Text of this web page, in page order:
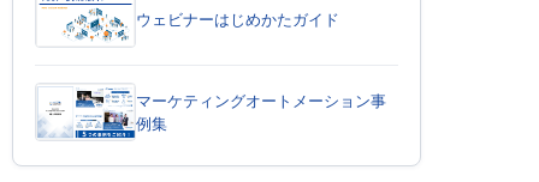
ウェビナーはじめかたガイド
マーケティングオートメーション事
例集